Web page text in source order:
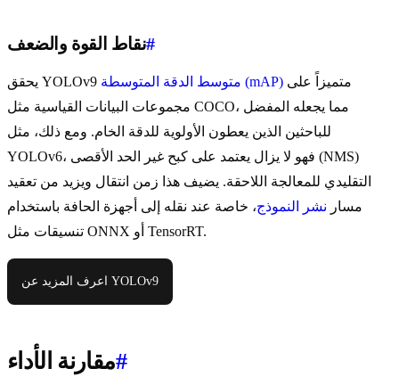
نقاط القوة والضعف#
يحقق YOLOv9 متوسط الدقة المتوسطة (mAP)
مجموعات البيانات القياسية مثل COCO، مما يجعله المفضل
للباحثين الذين يعطون الأولوية للدقة الخام. ومع ذلك، مثل
YOLOv6، فهو لا يزال يعتمد على كبح غير الحد الأقصى (NMS)
التقليدي للمعالجة اللاحقة. يضيف هذا زمن انتقال ويزيد من تعقيد
مسار نشر النموذج، خاصة عند نقله إلى أجهزة الحافة باستخدام
تنسيقات مثل ONNX أو TensorRT.
اعرف المزيد عن YOLOv9
مقارنة الأداء#